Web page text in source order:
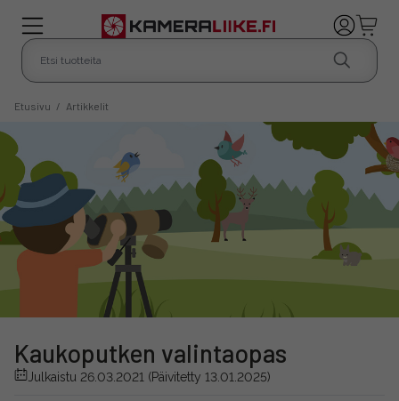
Etusivu / Artikkelit
Kaukoputken valintaopas
Julkaistu 26.03.2021 (Päivitetty 13.01.2025)